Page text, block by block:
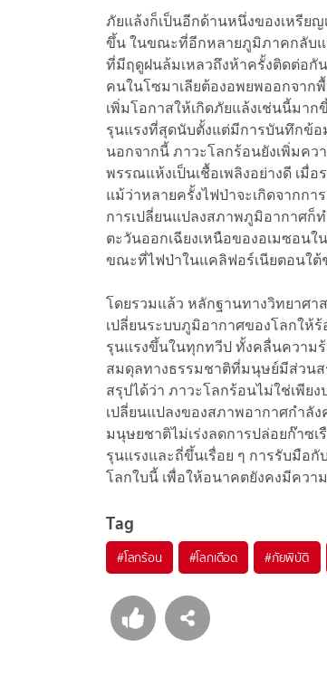
ภัยแล้งก็เป็นอีกด้านหนึ่งของเหรีย
ขึ้น ในขณะที่อีกหลายภูมิภาคกลับแ
ที่มีฤดูฝนล้มเหลวถึงห้าครั้งติดต่อกั
คนในโซมาเลียต้องอพยพออกจาก
เพิ่มโอกาสให้เกิดภัยแล้งเช่นนี้มาก
รุนแรงที่สุดนับตั้งแต่มีการบันทึกข้อ
นอกจากนี้ ภาวะโลกร้อนยังเพิ่มค
พรรณแห้งเป็นเชื้อเพลิงอย่างดี เมื่
แม้ว่าหลายครั้งไฟป่าจะเกิดจากก
การเปลี่ยนแปลงสภาพภูมิอากาศก็
ตะวันออกเฉียงเหนือของอเมซอน
ขณะที่ไฟป่าในแคลิฟอร์เนียตอนใต้
โดยรวมแล้ว หลักฐานทางวิทยาศา
เปลี่ยนระบบภูมิอากาศของโลกให้
รุนแรงขึ้นในทุกทวีป ทั้งคลื่นความ
สมดุลทางธรรมชาติที่มนุษย์มีส่วน
สรุปได้ว่า ภาวะโลกร้อนไม่ใช่เพีย
เปลี่ยนแปลงของสภาพอากาศกำลั
มนุษยชาติไม่เร่งลดการปล่อยก๊าซ
รุนแรงและถี่ขึ้นเรื่อย ๆ การรับมือ
โลกใบนี้ เพื่อให้อนาคตยังคงมีควา
Tag
#โลกร้อน #โลกเดือด #ภัยพิบัติ